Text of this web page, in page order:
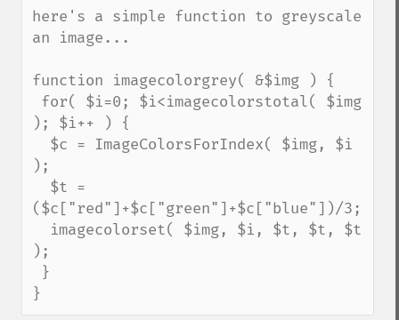
here's a simple function to greyscale
an image...
function imagecolorgrey( &$img ) {
); $i++ ) {
);
($c["red"]+$c["green"]+$c["blue"])/3;
);
}